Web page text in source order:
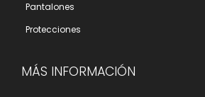
Pantalones
Protecciones
MÁS INFORMACIÓN